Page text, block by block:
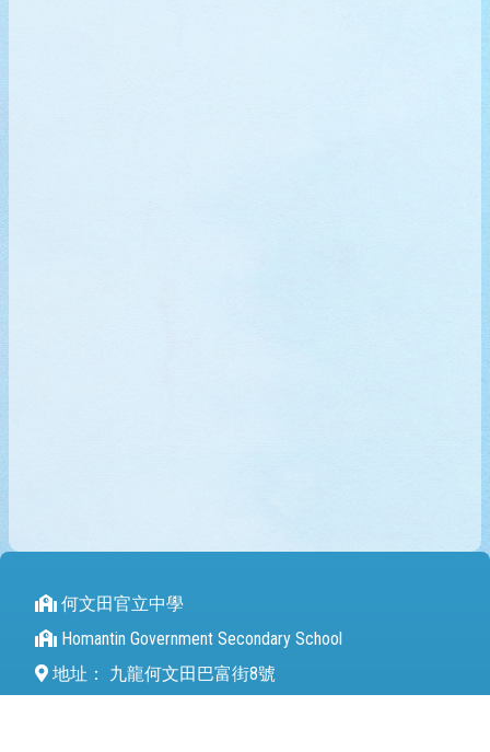
何文田官立中學
Homantin Government Secondary School
地址：
九龍何文田巴富街8號